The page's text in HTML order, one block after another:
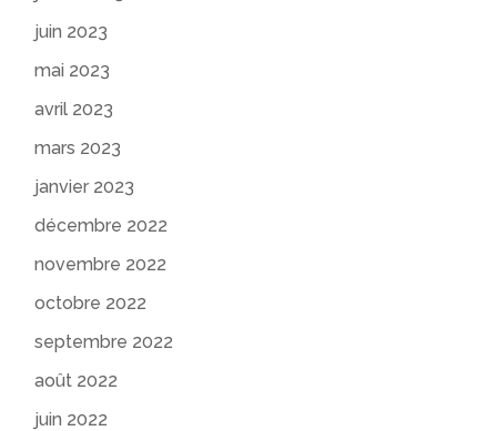
juin 2023
mai 2023
avril 2023
mars 2023
janvier 2023
décembre 2022
novembre 2022
octobre 2022
septembre 2022
août 2022
juin 2022